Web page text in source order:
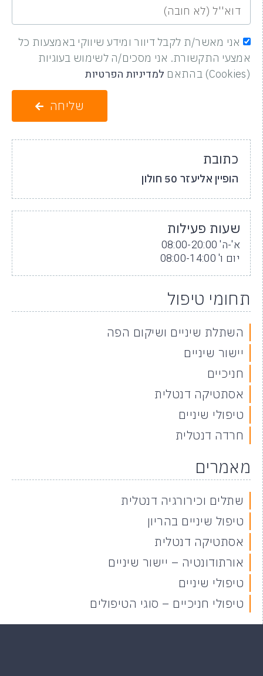
אני מאשר/ת לקבל דיוור ומידע שיווקי באמצעות כל
אמצעי התקשורת. אני מסכים/ה לשימוש בעוגיות
(Cookies) בהתאם
למדיניות הפרטיות
שליחה
כתובת
הופיין אליעזר 50 חולון
שעות פעילות
א'-ה' 08:00-20:00
יום ו' 08:00-14:00
תחומי טיפול
השתלת שיניים ושיקום הפה
יישור שיניים
חניכיים
אסתטיקה דנטלית
טיפולי שיניים
חרדה דנטלית
מאמרים
שתלים וכירורגיה דנטלית
טיפול שיניים בהריון
אסתטיקה דנטלית
אורתודונטיה – יישור שיניים
טיפולי שיניים
טיפולי חניכיים – סוגי הטיפולים